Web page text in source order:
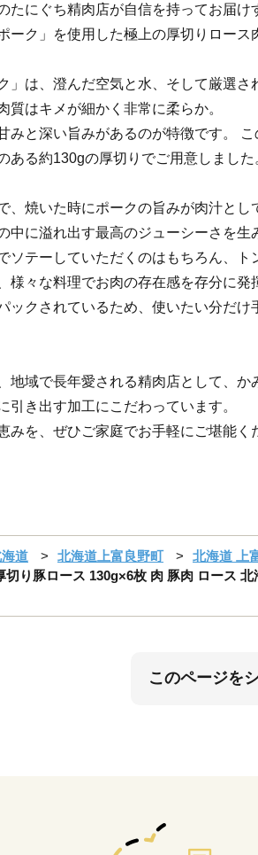
たにぐち精肉店が自信を持ってお届け
ーク」を使用した極上の厚切りロース
」は、澄んだ空気と水、そして厳選さ
質はキメが細かく非常に柔らか。
みと深い旨みがあるのが特徴です。
ある約130gの厚切りでご用意しました
、焼いた時にポークの旨みが肉汁とし
中に溢れ出す最高のジューシーさを生
ソテーしていただくのはもちろん、ト
様々な料理でお肉の存在感を存分に発
ックされているため、使いたい分だけ
地域で長年愛される精肉店として、か
引き出す加工にこだわっています。
みを、ぜひご家庭でお手軽にご堪能く
道 北海道上富良野町
北海道 上
切り豚ロース 130g×6枚 肉 豚肉 ロース
このページを